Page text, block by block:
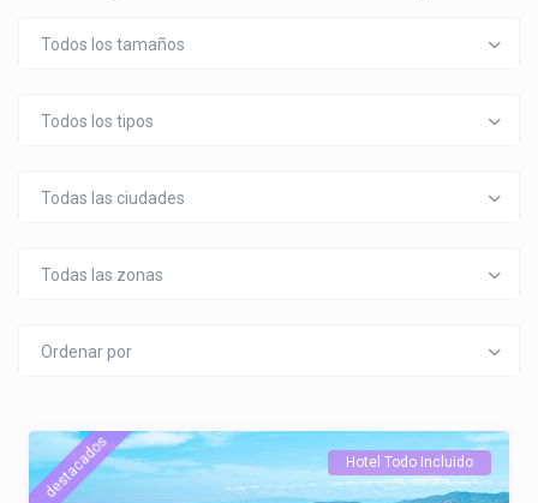
Todos los tamaños
Todos los tipos
Todas las ciudades
Todas las zonas
Ordenar por
destacados Hotel Todo Incluido